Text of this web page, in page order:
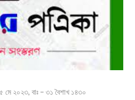
২০২৩, বাঃ – ৩১ বৈশাখ ১৪৩০